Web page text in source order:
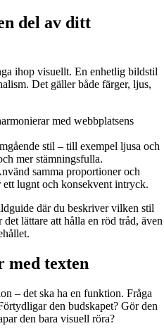
del av ditt
ihop visuellt. En enhetlig bildstil
Det gäller både färger, ljus,
med webbplatsens
stil – till exempel ljusa och
mer stämningsfulla.
samma proportioner och
lugnt och konsekvent intryck.
där du beskriver vilken stil
lättare att hålla en röd tråd, även
med texten
– det ska ha en funktion. Fråga
den budskapet? Gör den
den bara visuell röra?